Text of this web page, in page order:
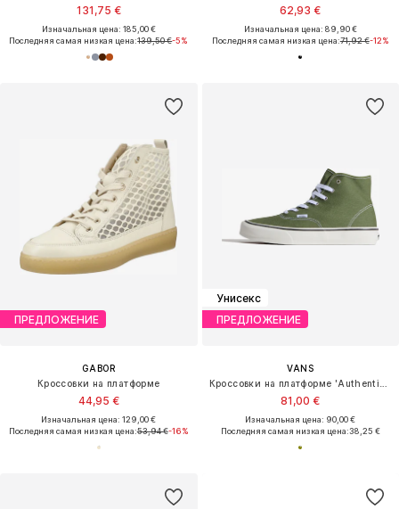
131,75 €
Изначальная цена: 185,00 €
Последняя самая низкая цена:139,50 €-5%
62,93 €
Изначальная цена: 89,90 €
Последняя самая низкая цена:71,92 €-12%
ПРЕДЛОЖЕНИЕ
GABOR
Кроссовки на платформе
44,95 €
Изначальная цена: 129,00 €
Последняя самая низкая цена:53,94 €-16%
Унисекс
ПРЕДЛОЖЕНИЕ
VANS
81,00 €
Изначальная цена: 90,00 €
Последняя самая низкая цена:38,25 €